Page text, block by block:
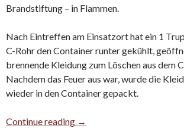
Brandstiftung – in Flammen.
Nach Eintreffen am Einsatzort hat ein 1
C-Rohr den Container runter gekühlt,
brennende Kleidung zum Löschen aus dem
Nachdem das Feuer aus war, wurde die
wieder in den Container gepackt.
Continue reading Bekleidungscontainer
→